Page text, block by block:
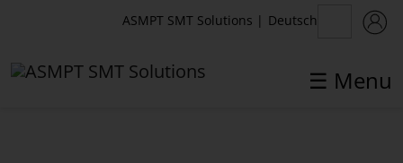
☰ Menu
ASMPT SMT Solutions | Deutsch